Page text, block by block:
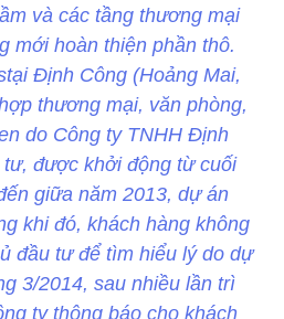
và các tầng thương mại
mới hoàn thiện phần thô.
Định Công (Hoảng Mai,
thương mại, văn phòng,
do Công ty TNHH Định
được khởi động từ cuối
giữa năm 2013, dự án
khi đó, khách hàng không
đầu tư để tìm hiểu lý do dự
3/2014, sau nhiều lần trì
ty thông báo cho khách